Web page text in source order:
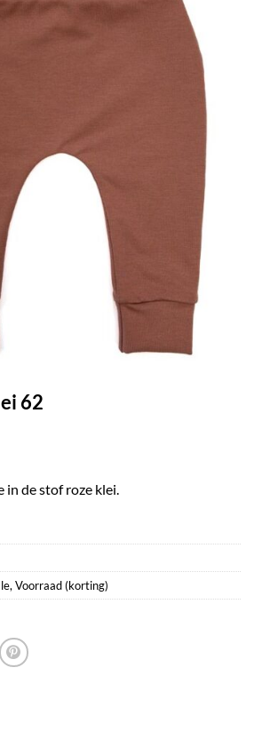
62
in de stof roze klei.
,Voorraad (korting)